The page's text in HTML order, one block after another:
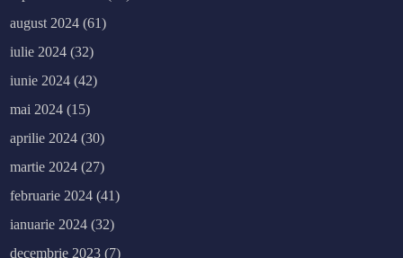
august 2024 (61)
iulie 2024 (32)
iunie 2024 (42)
mai 2024 (15)
aprilie 2024 (30)
martie 2024 (27)
februarie 2024 (41)
ianuarie 2024 (32)
decembrie 2023 (7)